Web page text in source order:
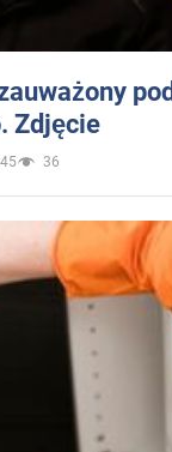
Zdjęcie
36